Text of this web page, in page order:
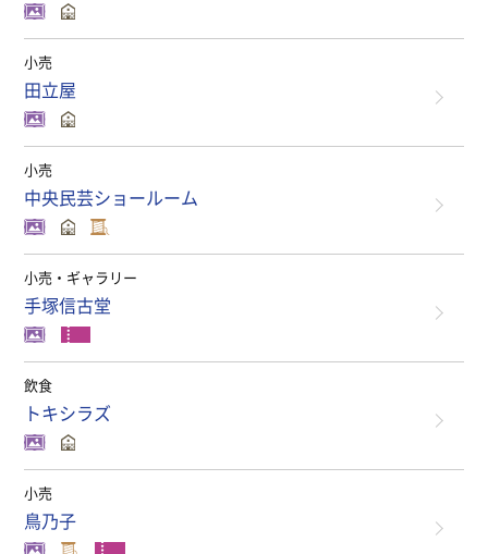
小売
田立屋
小売
中央民芸ショールーム
小売・ギャラリー
手塚信古堂
飲食
トキシラズ
小売
鳥乃子